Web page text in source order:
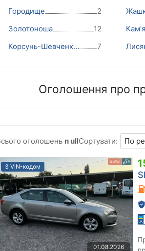
Городище 2
Золотоноша
12
Корсунь-Шевченківський
7
Оголошення про
оголошень n ullСортувати:
З VIN-кодом
01.08.2026